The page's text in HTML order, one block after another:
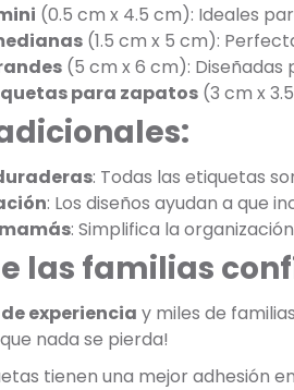
(0.5 cm x 4.5 cm): Ideales
(1.5 cm x 5 cm):
(5 cm x 6 cm): Diseñadas
para zapatos (3 cm x
: Todas las etiquetas
: Los diseños ayudan a que
: Simplifica la
las familias
de experiencia y miles de
nada se pierda!
tienen una mejor adhesión